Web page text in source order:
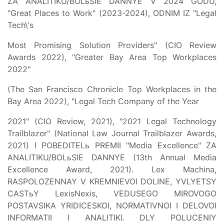
"Great Places to Work" (2023-2024), ODNIM IZ "Legal
Tech\'s
Most Promising Solution Providers" (CIO Review
Awards 2022), "Greater Bay Area Top Workplaces
2022"
(The San Francisco Chronicle Top Workplaces in the
Bay Area 2022), "Legal Tech Company of the Year
2021" (CIO Review, 2021), "2021 Legal Technology
Trailblazer" (National Law Journal Trailblazer Awards,
2021) I POBEDITELь PREMII "Media Excellence" ZA
ANALITIKU/BOLьSIE DANNYE (13th Annual Media
Excellence Award, 2021). Lex Machina,
RASPOLOZENNAY V KREMNIEVOI DOLINE, YVLYETSY
CASTьY LexisNexis, VEDUSEGO MIROVOGO
POSTAVSIKA YRIDICESKOI, NORMATIVNOI I DELOVOI
INFORMATII I ANALITIKI. DLY POLUCENIY